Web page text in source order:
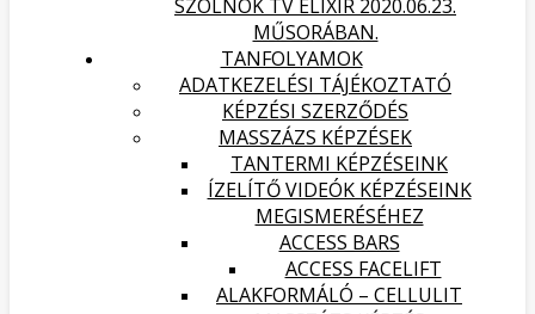
SZOLNOK TV ELIXÍR 2020.06.23.
MŰSORÁBAN.
TANFOLYAMOK
ADATKEZELÉSI TÁJÉKOZTATÓ
KÉPZÉSI SZERZŐDÉS
MASSZÁZS KÉPZÉSEK
TANTERMI KÉPZÉSEINK
ÍZELÍTŐ VIDEÓK KÉPZÉSEINK
MEGISMERÉSÉHEZ
ACCESS BARS
ACCESS FACELIFT
ALAKFORMÁLÓ – CELLULIT